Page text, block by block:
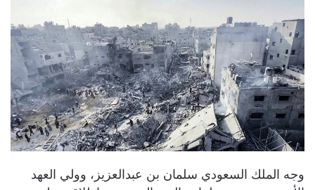
وجه الملك السعودي سلمان بن عبدالعزيز، وولي العهد